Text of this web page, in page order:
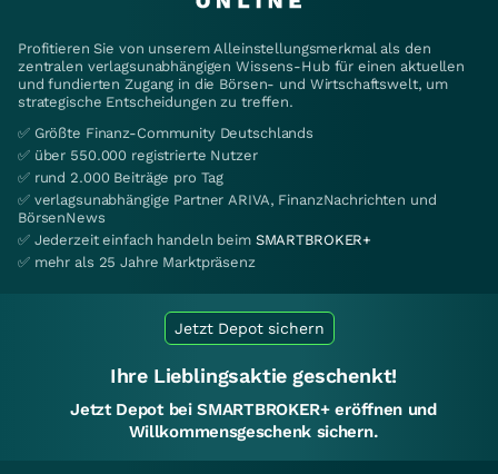
Profitieren Sie von unserem Alleinstellungsmerkmal als den
zentralen verlagsunabhängigen Wissens-Hub für einen aktuellen
und fundierten Zugang in die Börsen- und Wirtschaftswelt, um
strategische Entscheidungen zu treffen.
✅ Größte Finanz-Community Deutschlands
✅ über 550.000 registrierte Nutzer
✅ rund 2.000 Beiträge pro Tag
✅ verlagsunabhängige Partner ARIVA, FinanzNachrichten und
BörsenNews
✅ Jederzeit einfach handeln beim SMARTBROKER+
✅ mehr als 25 Jahre Marktpräsenz
Jetzt Depot sichern
Ihre Lieblingsaktie geschenkt!
Jetzt Depot bei SMARTBROKER+ eröffnen und
Willkommensgeschenk sichern.